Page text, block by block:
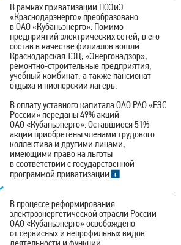
В рамках приватизации ПОЭиЭ
«Краснодарэнерго» преобразовано
в ОАО «Кубаньэнерго». Помимо
предприятий электрических сетей, в его
состав в качестве филиалов вошли
Краснодарская ТЭЦ, «Энергонадзор»,
ремонтно‑строительные предприятия,
учебный комбинат, а также пансионат
отдыха и пионерский лагерь.
В оплату уставного капитала ОАО РАО «ЕЭС
России» переданы 49% акций
ОАО «Кубаньэнерго». Оставшиеся 51%
акций приобретены членами трудового
коллектива и другими лицами,
имеющими право на льготы
в соответствии с государственной
программой приватизации
.
В процессе реформирования
электроэнергетической отрасли России
ОАО «Кубаньэнерго» освобождено
от сервисных и непрофильных видов